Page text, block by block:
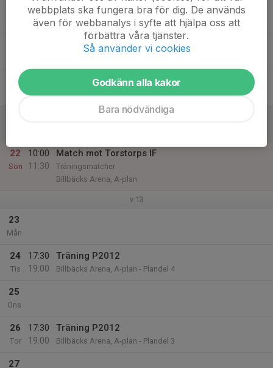
Träning P2012
20
22
Sön
10:00
11:30
Match mot Torstorps IF
Träningsmatcher
Billbäcks Arena, A-plan
v.13
23
Mån
24
Tis
17:30
19:00
Träning P2012
Billbäcks Arena, A-plan - Plandel 4
25
Ons
26
Tor
17:30
19:00
Träning P2012
Billbäcks Arena, A-plan - Plandel 3
27
webbplats ska fungera bra för dig. De används
även för webbanalys i syfte att hjälpa oss att
förbättra våra tjänster.
Så använder vi cookies
Godkänn alla kakor
Bara nödvändiga